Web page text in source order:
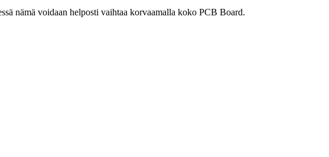
nämä voidaan helposti vaihtaa korvaamalla koko PCB Board.